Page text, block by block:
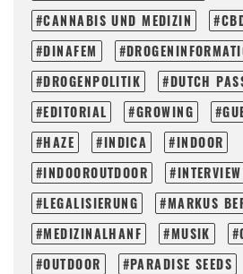
CANNABIS UND MEDIZIN
DINAFEM
DROGENPOLITIK
DUTCH
EDITORIAL
GROWING
HAZE
INDICA
INDOOR
INDOOROUTDOOR
INTERVIEW
LEGALISIERUNG
MARKUS
MEDIZINALHANF
MUSIK
OUTDOOR
PARADISE SEEDS